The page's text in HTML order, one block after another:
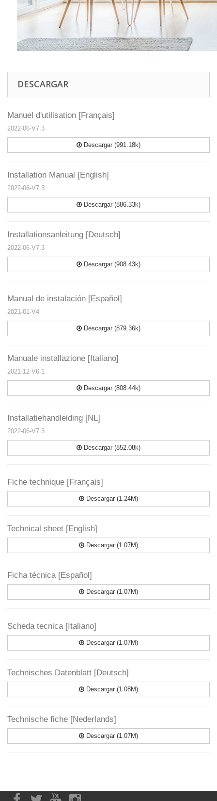
DESCARGAR
Manuel d'utilisation [Français]
2022-06-V7.3
Descargar (991.18k)
Installation Manual [English]
2022-06-V7.3
Descargar (886.33k)
Installationsanleitung [Deutsch]
2022-06-V7.3
Descargar (908.43k)
Manual de instalación [Español]
2021-01-V4
Descargar (879.36k)
Manuale installazione [Italiano]
2021-12-V6.1
Descargar (808.44k)
Installatiehandleiding [NL]
2022-06-V7.3
Descargar (852.08k)
Fiche technique [Français]
Descargar (1.24M)
Technical sheet [English]
Descargar (1.07M)
Ficha técnica [Español]
Descargar (1.07M)
Scheda tecnica [Italiano]
Descargar (1.07M)
Technisches Datenblatt [Deutsch]
Descargar (1.08M)
Technische fiche [Nederlands]
Descargar (1.07M)